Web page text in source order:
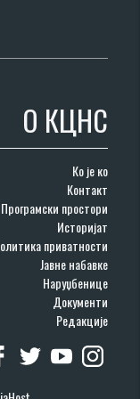
О КЦНС
Ко је ко
Контакт
Програмски простори
Историјат
приватности
Јавне набавке
Наруџбенице
Документи
Редакције